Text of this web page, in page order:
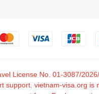
License No. 01-3087/
support. vietnam-visa.org is